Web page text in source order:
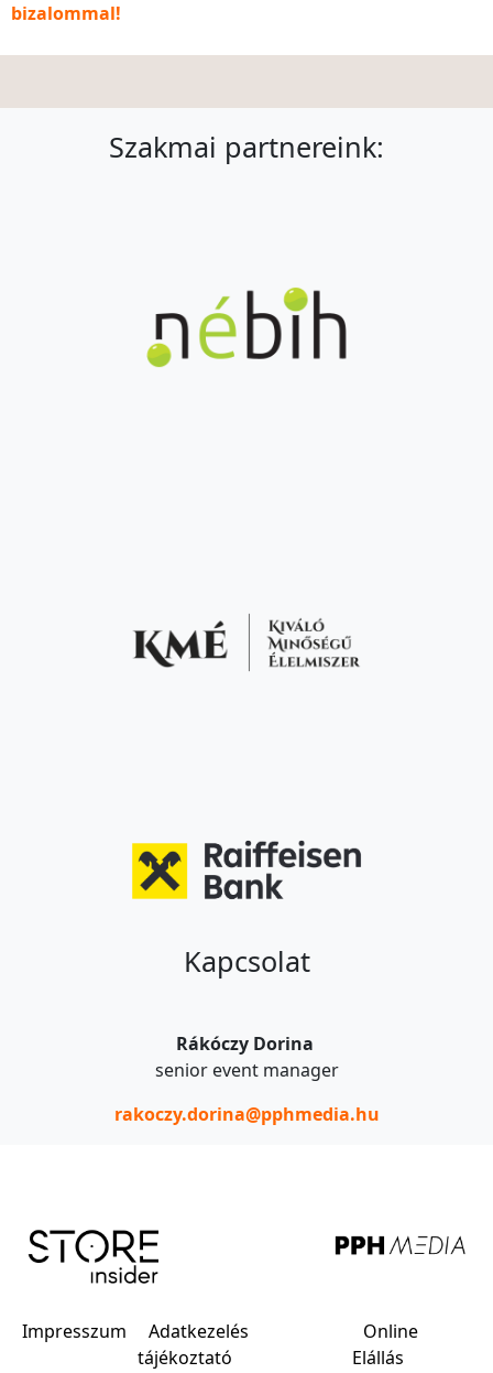
bizalommal!
Szakmai partnereink:
Kapcsolat
Rákóczy Dorina
senior event manager
rakoczy.dorina@pphmedia.hu
Impresszum
Adatkezelés
tájékoztató
Online
Elállás